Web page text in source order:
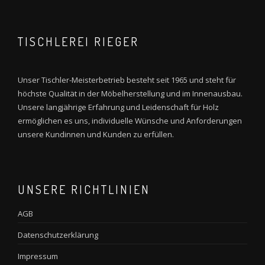
TISCHLEREI RIEGER
Unser Tischler-Meisterbetrieb besteht seit 1965 und steht für
höchste Qualität in der Möbelherstellung und im Innenausbau.
Unsere langjährige Erfahrung und Leidenschaft für Holz
ermöglichen es uns, individuelle Wünsche und Anforderungen
unsere Kundinnen und Kunden zu erfüllen.
UNSERE RICHTLINIEN
AGB
Datenschutzerklärung
Impressum